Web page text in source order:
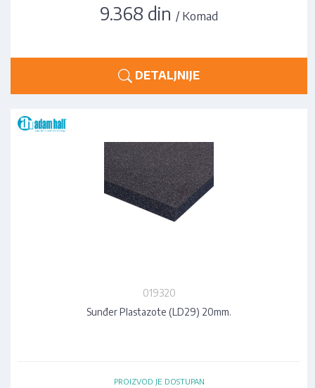
9.368 din / Komad
DETALJNIJE
019320
Sunđer Plastazote (LD29) 20mm.
PROIZVOD JE DOSTUPAN